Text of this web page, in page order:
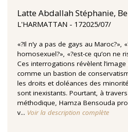
Latte Abdallah Stéphanie,
L'HARMATTAN 17‏/07‏/2025
«?Il n’y a pas de gays au Maroc?»,
homosexuel?», «?est-ce qu’on ne
Ces interrogations révèlent l’image
comme un bastion de
les droits et doléances des
sont inexistants. Pourtant, à
méthodique, Hamza Bensouda
v... Voir la description complète